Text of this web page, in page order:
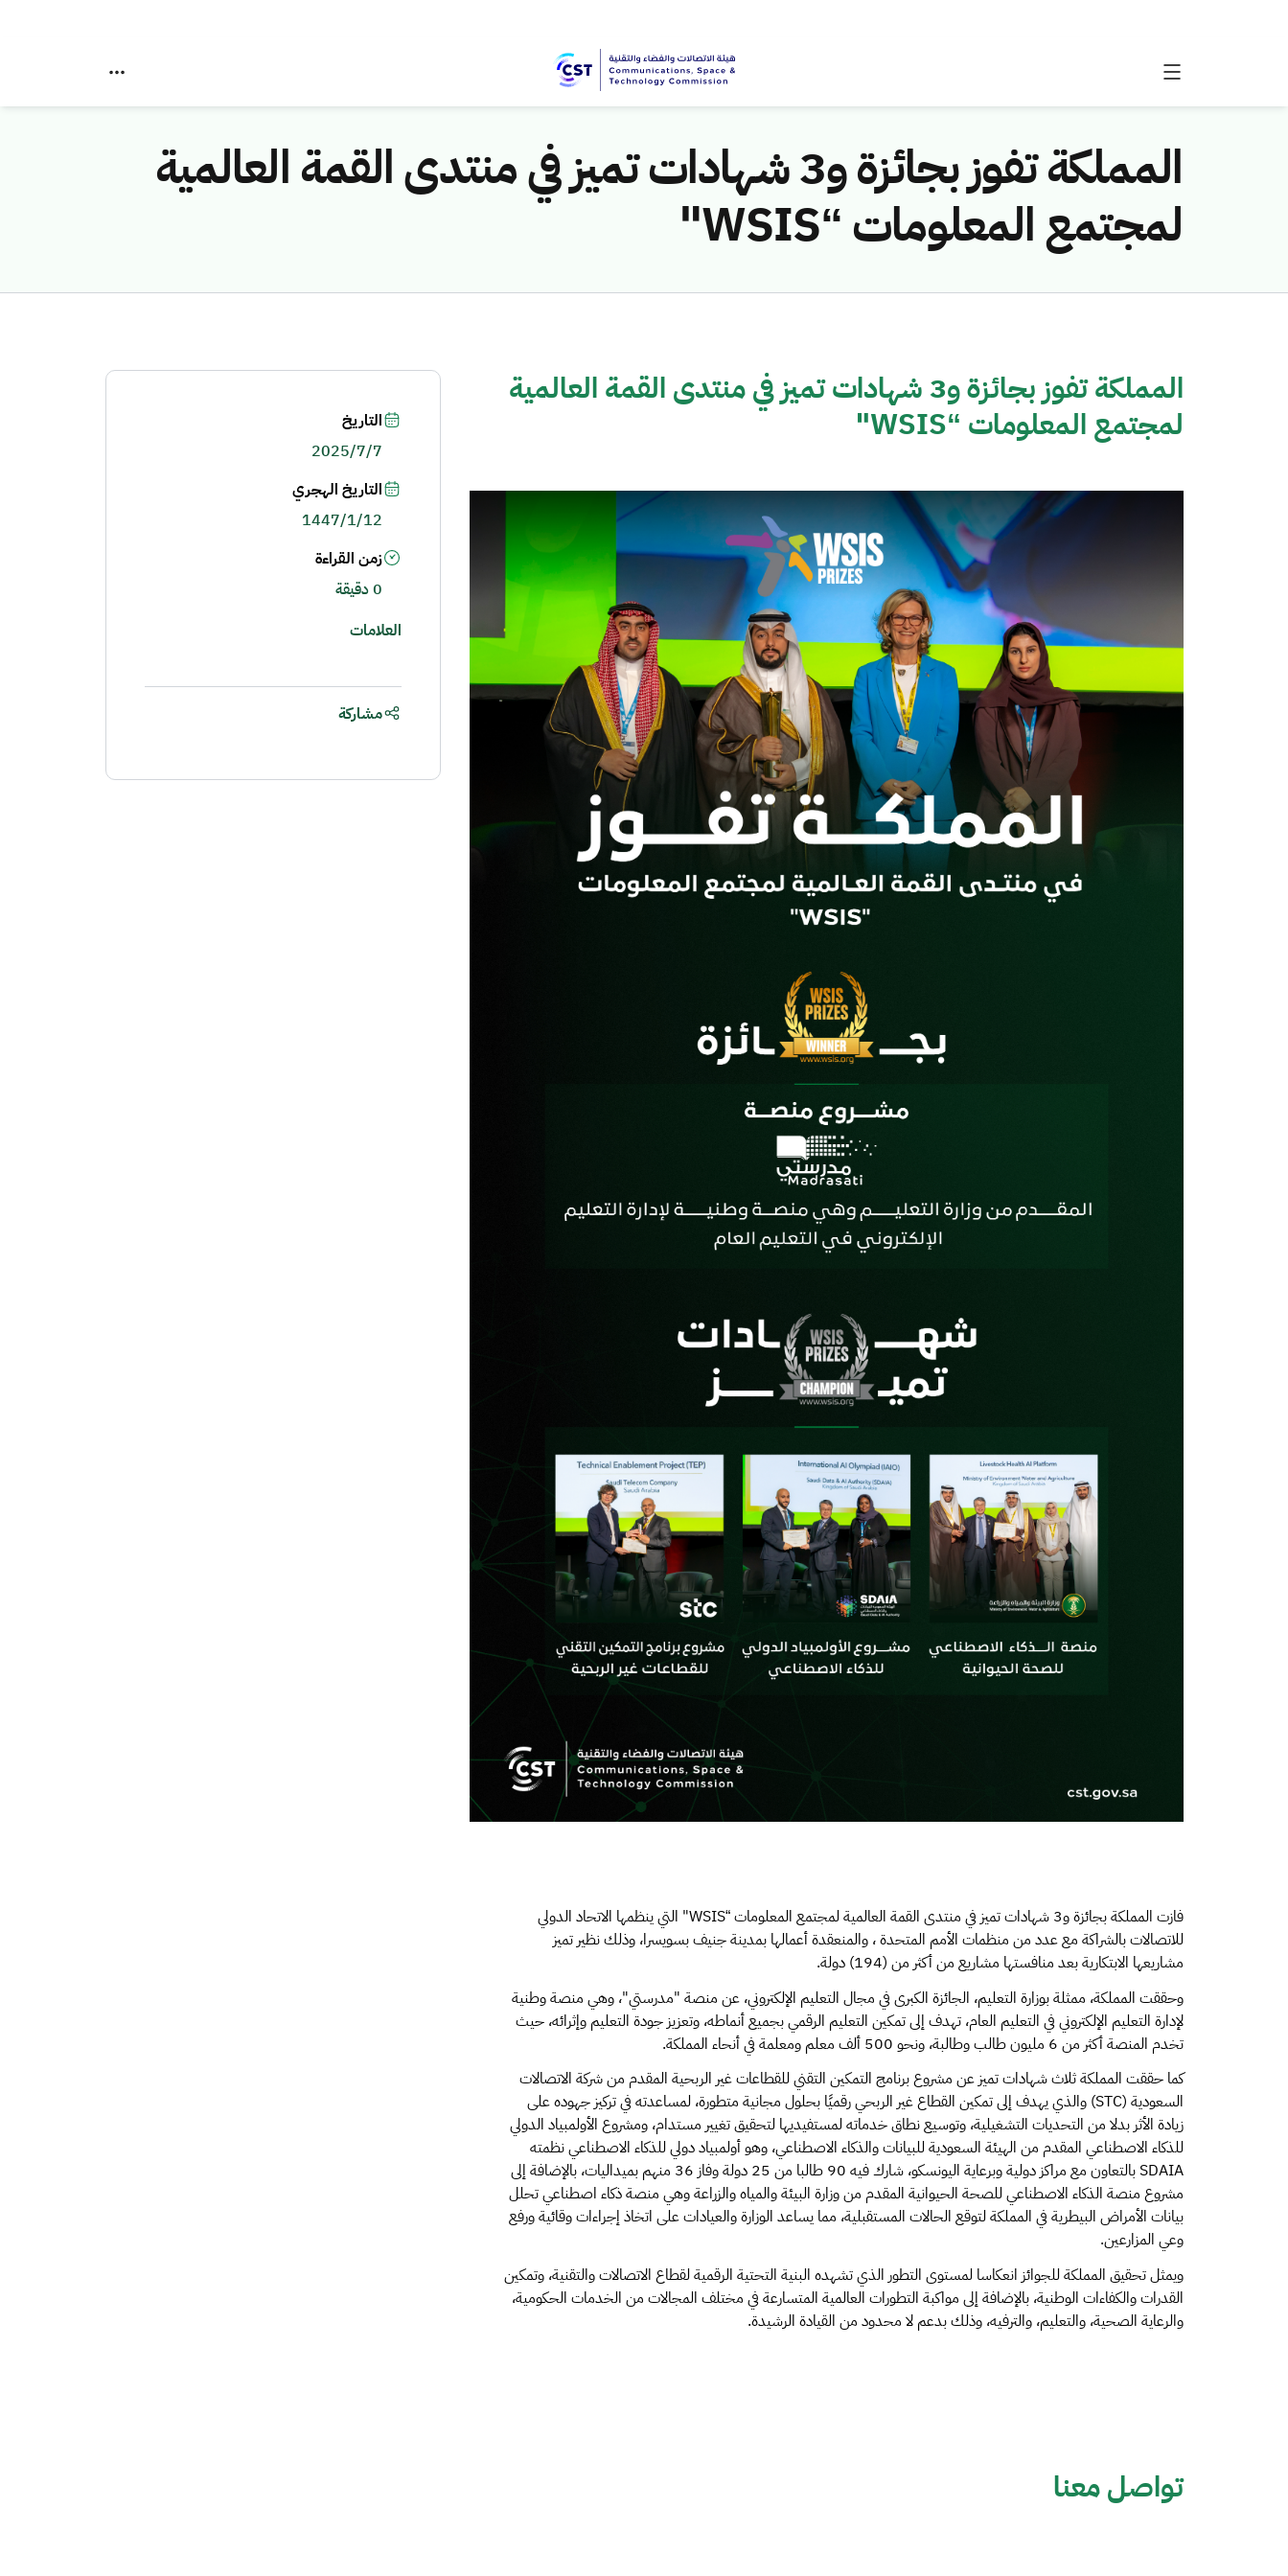
المملكة تفوز بجائزة و3 شهادات تميز في منتدى القمة العالمية
لمجتمع المعلومات “WSIS"
المملكة تفوز بجائزة و3 شهادات تميز في منتدى القمة العالمية
لمجتمع المعلومات “WSIS"
فازت المملكة بجائزة و3 شهادات تميز في منتدى القمة العالمية لمجتمع المعلومات “WSIS" التي ينظمها الاتحاد الدولي
للاتصالات بالشراكة مع عدد من منظمات الأمم المتحدة ، والمنعقدة أعمالها بمدينة جنيف بسويسرا، وذلك نظير تميز
مشاريعها الابتكارية بعد منافستها مشاريع من أكثر من (194) دولة.
وحققت المملكة، ممثلة بوزارة التعليم، الجائزة الكبرى في مجال التعليم الإلكتروني، عن منصة "مدرستي"، وهي منصة وطنية
لإدارة التعليم الإلكتروني في التعليم العام، تهدف إلى تمكين التعليم الرقمي بجميع أنماطه، وتعزيز جودة التعليم وإثرائه، حيث
تخدم المنصة أكثر من 6 مليون طالب وطالبة، ونحو 500 ألف معلم ومعلمة في أنحاء المملكة.
كما حققت المملكة ثلاث شهادات تميز عن مشروع برنامج التمكين التقني للقطاعات غير الربحية المقدم من شركة الاتصالات
السعودية (STC) والذي يهدف إلى تمكين القطاع غير الربحي رقميًا بحلول مجانية متطورة، لمساعدته في تركيز جهوده على
زيادة الأثر بدلا من التحديات التشغيلية، وتوسيع نطاق خدماته لمستفيديها لتحقيق تغيير مستدام، ومشروع الأولمبياد الدولي
للذكاء الاصطناعي المقدم من الهيئة السعودية للبيانات والذكاء الاصطناعي، وهو أولمبياد دولي للذكاء الاصطناعي نظمته
SDAIA بالتعاون مع مراكز دولية وبرعاية اليونسكو، شارك فيه 90 طالبا من 25 دولة وفاز 36 منهم بميداليات، بالإضافة إلى
مشروع منصة الذكاء الاصطناعي للصحة الحيوانية المقدم من وزارة البيئة والمياه والزراعة وهي منصة ذكاء اصطناعي تحلل
بيانات الأمراض البيطرية في المملكة لتوقع الحالات المستقبلية، مما يساعد الوزارة والعيادات على اتخاذ إجراءات وقائية ورفع
وعي المزارعين.
ويمثل تحقيق المملكة للجوائز انعكاسا لمستوى التطور الذي تشهده البنية التحتية الرقمية لقطاع الاتصالات والتقنية، وتمكين
القدرات والكفاءات الوطنية، بالإضافة إلى مواكبة التطورات العالمية المتسارعة في مختلف المجالات من الخدمات الحكومية،
والرعاية الصحية، والتعليم، والترفيه، وذلك بدعم لا محدود من القيادة الرشيدة.
التاريخ
2025/7/7
التاريخ الهجري
1447/1/12
زمن القراءة
0 دقيقة
العلامات
مشاركة
تواصل معنا